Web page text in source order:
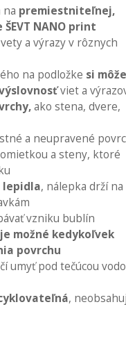
na premiestniteľnej,
NANO print
a výrazy v rôznych
na podložke si
viet a
ako stena, dvere,
a neupravené
a steny, ktoré
lepidla, nálepka drží na
vzniku bublín
je možné kedykoľvek
povrchu
umyť pod tečúcou
,